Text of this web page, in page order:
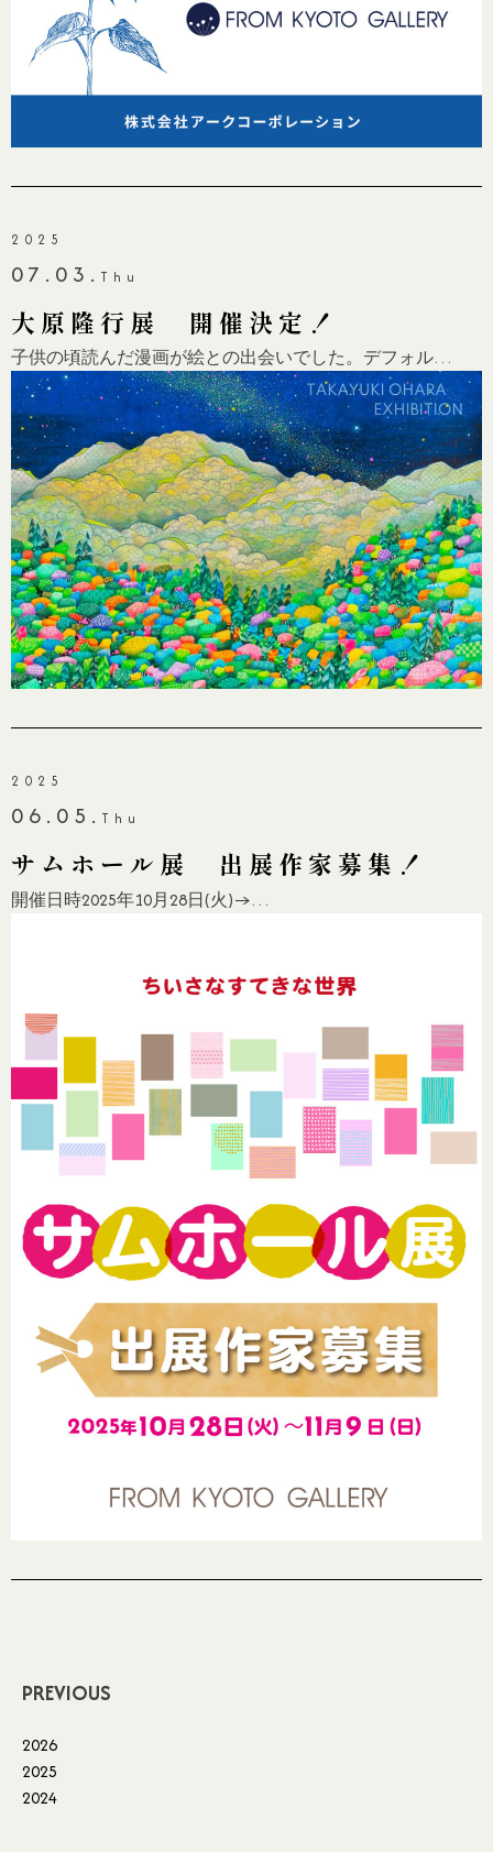
2025
07.03. Thu
大原隆行展 開催決定！
子供の頃読んだ漫画が絵との出会いでした。デフォル…
2025
06.05. Thu
サムホール展 出展作家募集！
開催日時2025年10月28日(火)→…
PREVIOUS
2026
2025
2024